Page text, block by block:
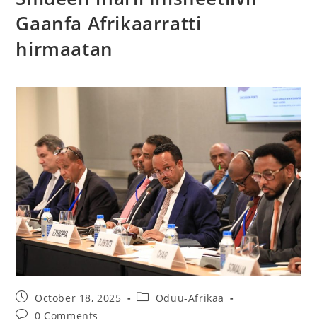
Gaanfa Afrikaarratti
hirmaatan
October 18, 2025
Oduu-Afrikaa
0 Comments